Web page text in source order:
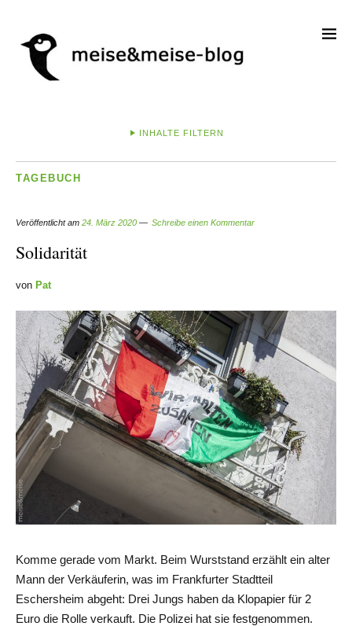
INHALTE FILTERN
TAGEBUCH
Veröffentlicht am 24. März 2020 Schreibe einen Kommentar
Solidarität
von Pat
Komme gerade vom Markt. Beim Wurststand erzählt ein alter
Mann der Verkäuferin, was im Frankfurter Stadtteil
Eschersheim abgeht: Drei Jungs haben da Klopapier für 2
Euro die Rolle verkauft. Die Polizei hat sie festgenommen.